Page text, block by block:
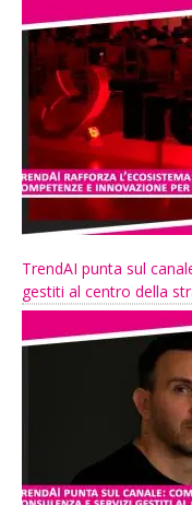
TrendAI punta sul
gestiti al centro della